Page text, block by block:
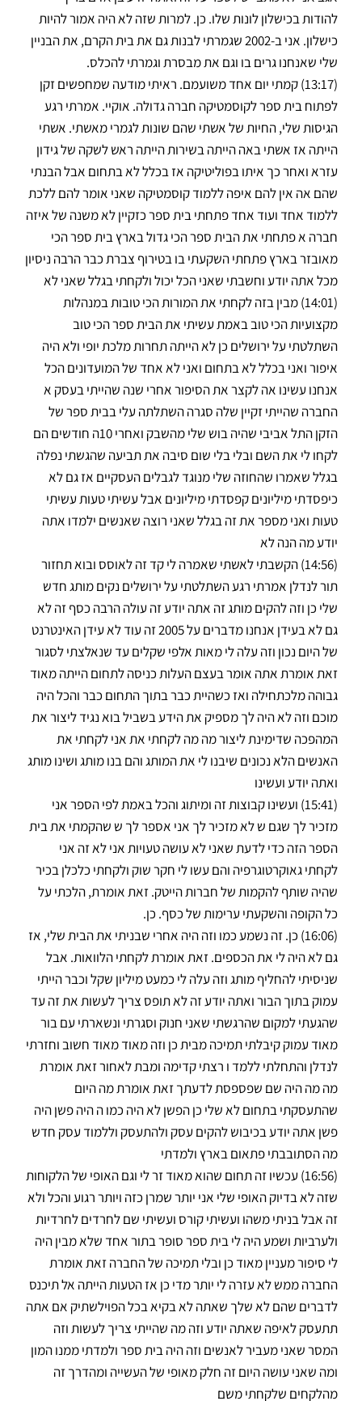
להודות בכישלון לונות שלו. כן. למרות שזה לא היה אמור להיות
כישלון. אני ב-2002 שגמרתי לבנות גם את בית הקרם, את הבניין
שלי שאנחנו גרים בו וגם את מבסרת וגמרתי להכלס.
(13:17) קמתי יום אחד משועמם. ראיתי מודעה שמחפשים זקן
לפתוח בית ספר לקוסמטיקה חברה גדולה. אוקיי. אמרתי רגע
הגיסות שלי, החיות של אשתי שהם שונות לגמרי מאשתי. אשתי
הייתה אז אשתי באה הייתה בשירות הייתה ראש לשקה של גידון
עזרא ואחר כך איתו בפוליטיקה אז בכלל לא בתחום אבל הבנתי
שהם אה אין להם איפה ללמוד קוסמטיקה שאני אומר להם ללכת
ללמוד אחד ועוד אחד פתחתי בית ספר כזקיין לא משנה של איזה
חברה א פתחתי את הבית ספר הכי גדול בארץ בית ספר הכי
מאובזר בארץ פתחתי השקעתי בו בטירוף צברת כבר הרבה ניסיון
מכל אתה יודע וחשבתי שאני הכל יכול ולקחתי בגלל שאני לא
(14:01) מבין בזה לקחתי את המורות הכי טובות במנהלות
מקצועיות הכי טוב באמת עשיתי את הבית ספר הכי טוב
השתלטתי על ירושלים כן לא הייתה תחרות מלכת יופי ולא היה
איפור ואני בכלל לא בתחום ואני לא אחד של המועדונים הכל
אנחנו עשינו אה לקצר את הסיפור אחרי שנה שהייתי בעסק א
החברה שהייתי זקיין שלה סגרה השתלתה עלי בבית ספר של
הזקן התל אביבי שהיה בוש שלי מהשבק ואחרי 10ה חודשים הם
לקחו לי את השם ובלי בלי שום סיבה את תביעה שהגשתי נפלה
בגלל שאמרו שהחוזה שלי מנוגד לגבלים העסקיים אז גם לא
כיפסדתי מיליונים קפסדתי מיליונים אבל עשיתי טעות עשיתי
טעות ואני מספר את זה בגלל שאני רוצה שאנשים ילמדו אתה
יודע מה הנה לא
(14:56) הקשבתי לאשתי שאמרה לי קד זה לאוסס ובוא תחזור
תור לנדלן אמרתי רגע השתלטתי על ירושלים נקים מותג חדש
שלי כן וזה להקים מותג זה אתה יודע זה עולה הרבה כסף זה לא
גם לא בעידן אנחנו מדברים על 2005 זה עוד לא עידן האינטרנט
של היום נכון וזה עלה לי מאות אלפי שקלים עד שנאלצתי לסגור
זאת אומרת אתה אומר בעצם העלות כניסה לתחום הייתה מאוד
גבוהה מלכתחילה ואז כשהיית כבר בתוך התחום כבר והכל היה
מוכם וזה לא היה לך מספיק את הידע בשביל בוא נגיד ליצור את
המהפכה שדימינת ליצור מה מה לקחתי את אני לקחתי את
האנשים הלא נכונים שיבנו לי את המותג והם בנו מותג ושינו מותג
ואתה יודע ועשינו
(15:41) ועשינו קבוצות זה ומיתוג והכל באמת לפי הספר אני
מזכיר לך שגם ש לא מזכיר לך אני אספר לך ש שהקמתי את בית
הספר הזה כדי לדעת שאני לא עושה טעויות אני לא זה אני
לקחתי גאוקרטוגרפיה והם עשו לי חקר שוק ולקחתי כלכלן בכיר
שהיה שותף להקמות של חברות הייטק. זאת אומרת, הלכתי על
כל הקופה והשקעתי ערימות של כסף. כן.
(16:06) כן. זה נשמע כמו וזה היה אחרי שבניתי את הבית שלי, אז
גם לא היה לי את הכספים. זאת אומרת לקחתי הלוואות. אבל
שניסיתי להחליף מותג וזה עלה לי כמעט מיליון שקל וכבר הייתי
עמוק בתוך הבור ואתה יודע זה לא תופס צריך לעשות את זה עד
שהגעתי למקום שהרגשתי שאני חנוק וסגרתי ונשארתי עם בור
מאוד עמוק קיבלתי תמיכה מבית כן וזה מאוד מאוד חשוב וחזרתי
לנדלן והתחלתי ללמד ו רצתי קדימה ומבת לאחור זאת אומרת
מה מה היה שם שפספסת לדעתך זאת אומרת מה היום
שהתעסקתי בתחום לא שלי כן הפשן לא היה כמו ה היה פשן היה
פשן אתה יודע בכיבוש להקים עסק ולהתעסק וללמוד עסק חדש
מה הסתובבתי פתאום בארץ ולמדתי
(16:56) עכשיו זה תחום שהוא מאוד זר לי וגם האופי של הלקוחות
שזה לא בדיוק האופי שלי אני יותר שמרן כזה ויותר רגוע והכל ולא
זה אבל בניתי משהו ועשיתי קורס ועשיתי שם לחרדים לחרדיות
ולערביות ושמע היה לי בית ספר סופר בתור אחד שלא מבין היה
לי סיפור מעניין מאוד כן ובלי תמיכה של החברה זאת אומרת
החברה ממש לא עזרה לי יותר מדי כן אז הטעות הייתה אל תיכנס
לדברים שהם לא שלך שאתה לא בקיא בכל הפוילשתיק אם אתה
תתעסק לאיפה שאתה יודע וזה מה שהייתי צריך לעשות וזה
המסר שאני מעביר לאנשים וזה היה בית ספר ולמדתי ממנו המון
ומה שאני עושה היום זה חלק מאופי של העשייה ומהדרך זה
מהלקחים שלקחתי משם